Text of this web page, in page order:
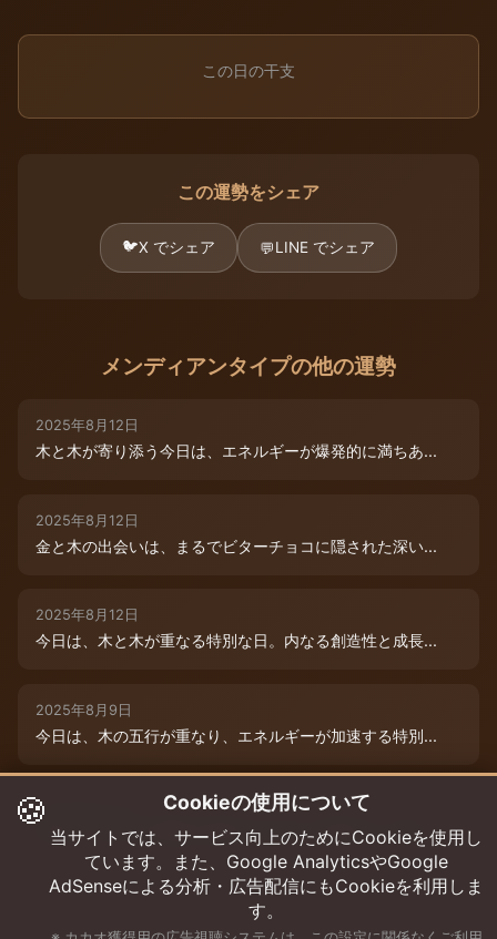
この日の干支
この運勢をシェア
🐦X でシェア 💬LINE でシェア
メンディアンタイプの他の運勢
2025年8月12日
木と木が寄り添う今日は、エネルギーが爆発的に満ちあ...
2025年8月12日
金と木の出会いは、まるでビターチョコに隠された深い...
2025年8月12日
今日は、木と木が重なる特別な日。内なる創造性と成長...
2025年8月9日
今日は、木の五行が重なり、エネルギーが加速する特別...
2025年8月12日
本日は、金と木の微妙な相克エネルギーが流れています...
🍪 Cookieの使用について
当サイトでは、サービス向上のためにCookieを使用し
ています。また、Google AnalyticsやGoogle
AdSenseによる分析・広告配信にもCookieを利用しま
す。